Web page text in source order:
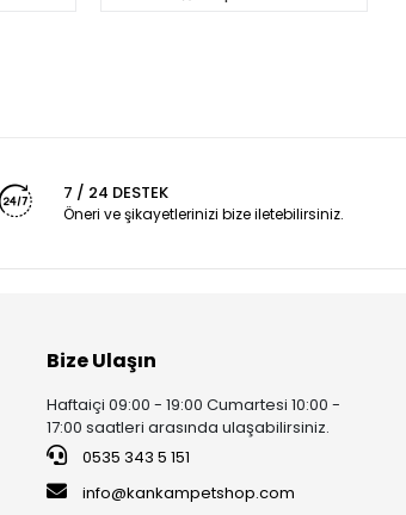
7 / 24 DESTEK
Öneri ve şikayetlerinizi bize iletebilirsiniz.
Bize Ulaşın
Haftaiçi 09:00 - 19:00 Cumartesi 10:00 -
17:00 saatleri arasında ulaşabilirsiniz.
0535 343 5 151
info@kankampetshop.com